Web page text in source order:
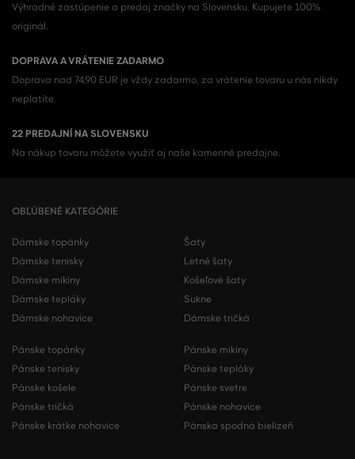
Výhradné zastúpenie a predaj značky na Slovensku. Kupujete 100%
originál.
DOPRAVA A VRÁTENIE ZADARMO
Doprava nad 74,90 EUR je vždy zadarmo, za vrátenie tovaru u nás nikdy
neplatíte.
22 PREDAJNÍ NA SLOVENSKU
Na nákup tovaru môžete využiť aj naše kamenné predajne.
OBĽÚBENÉ KATEGÓRIE
Dámske topánky
Dámske tenisky
Dámske mikiny
Dámske tepláky
Dámske nohavice
Šaty
Letné šaty
Košeľové šaty
Sukne
Dámske tričká
Pánske topánky
Pánske tenisky
Pánske košele
Pánske tričká
Pánske krátke nohavice
Pánske mikiny
Pánske tepláky
Pánske svetre
Pánske nohavice
Pánska spodná bielizeň